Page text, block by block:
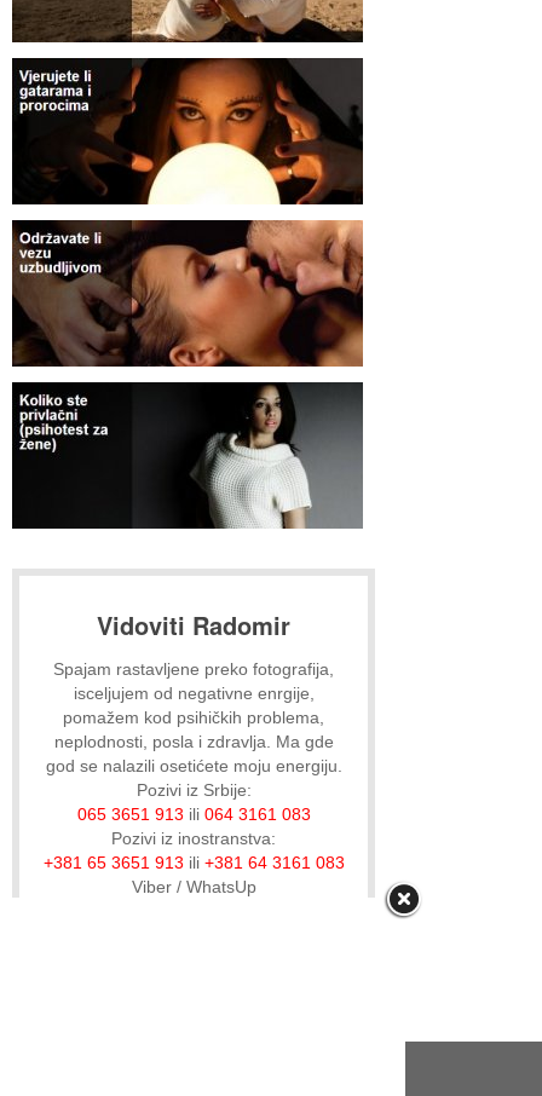
Vidoviti Radomir
Spajam rastavljene preko fotografija,
isceljujem od negativne enrgije,
pomažem kod psihičkih problema,
neplodnosti, posla i zdravlja. Ma gde
god se nalazili osetićete moju energiju.
Pozivi iz Srbije:
065 3651 913 ili 064 3161 083
Pozivi iz inostranstva:
+381 65 3651 913 ili +381 64 3161 083
Viber / WhatsUp